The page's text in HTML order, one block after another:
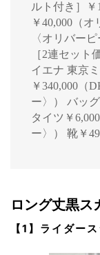
ルト付き］
￥40,000（
〈オリバー
［2連セット
イエナ 東京
￥340,000（
ー〉） バッ
タイツ￥
ー〉） 靴￥
ロング丈黒ス
【1】ライダー